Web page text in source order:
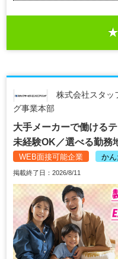
株式会社スタ
グ事業本部
大手メーカーで働ける
未経験OK／選べる勤
WEB面接可能企業
か
掲載終了日：2026/8/11